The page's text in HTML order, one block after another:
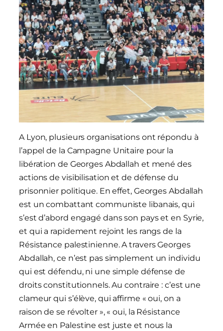
A Lyon, plusieurs organisations ont répondu à
l’appel de la Campagne Unitaire pour la
libération de Georges Abdallah et mené des
actions de visibilisation et de défense du
prisonnier politique. En effet, Georges Abdallah
est un combattant communiste libanais, qui
s’est d’abord engagé dans son pays et en Syrie,
et qui a rapidement rejoint les rangs de la
Résistance palestinienne. A travers Georges
Abdallah, ce n’est pas simplement un individu
qui est défendu, ni une simple défense de
droits constitutionnels. Au contraire : c’est une
clameur qui s’élève, qui affirme « oui, on a
raison de se révolter », « oui, la Résistance
Armée en Palestine est juste et nous la